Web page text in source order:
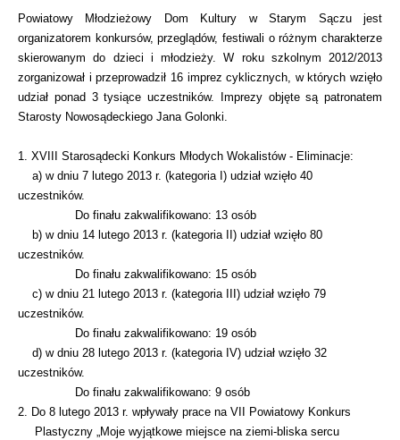
Powiatowy Młodzieżowy Dom Kultury w Starym Sączu jest
organizatorem konkursów, przeglądów, festiwali o różnym charakterze
skierowanym do dzieci i młodzieży. W roku szkolnym 2012/2013
zorganizował i przeprowadził 16 imprez cyklicznych, w których wzięło
udział ponad 3 tysiące uczestników. Imprezy objęte są patronatem
Starosty Nowosądeckiego Jana Golonki.
1. XVIII Starosądecki Konkurs Młodych Wokalistów - Eliminacje:
a) w dniu 7 lutego 2013 r. (kategoria I) udział wzięło 40
uczestników.
Do finału zakwalifikowano: 13 osób
b) w dniu 14 lutego 2013 r. (kategoria II) udział wzięło 80
uczestników.
Do finału zakwalifikowano: 15 osób
c) w dniu 21 lutego 2013 r. (kategoria III) udział wzięło 79
uczestników.
Do finału zakwalifikowano: 19 osób
d) w dniu 28 lutego 2013 r. (kategoria IV) udział wzięło 32
uczestników.
Do finału zakwalifikowano: 9 osób
2. Do 8 lutego 2013 r. wpływały prace na VII Powiatowy Konkurs
Plastyczny „Moje wyjątkowe miejsce na ziemi-bliska sercu